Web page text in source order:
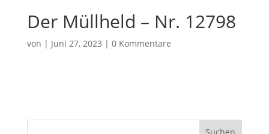
Der Müllheld – Nr. 12798
von | Juni 27, 2023 | 0 Kommentare